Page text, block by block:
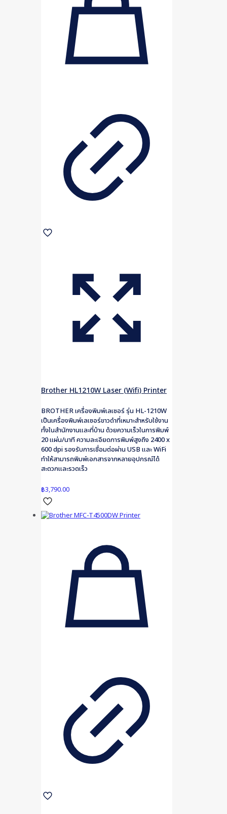
Brother HL1210W Laser (Wifi) Printer
BROTHER เครื่องพิมพ์เลเซอร์ รุ่น HL-1210W
เป็นเครื่องพิมพ์เลเซอร์ขาวดำที่เหมาะสำหรับใช้งาน
ทั้งในสำนักงานและที่บ้าน ด้วยความเร็วในการพิมพ์
20 แผ่น/นาที ความละเอียดการพิมพ์สูงถึง 2400 x
600 dpi รองรับการเชื่อมต่อผ่าน USB และ WiFi
ทำให้สามารถพิมพ์เอกสารจากหลายอุปกรณ์ได้
สะดวกและรวดเร็ว
฿3,790.00